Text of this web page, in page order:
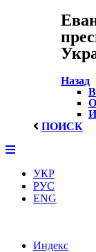
Назад
ПОИСК
УКР
РУС
ENG
Индекс